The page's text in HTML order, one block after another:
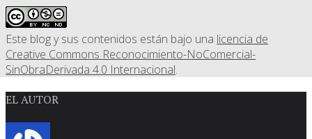
Este blog y sus contenidos están bajo una licencia de
Creative Commons Reconocimiento-NoComercial-
SinObraDerivada 4.0 Internacional.
EL AUTOR